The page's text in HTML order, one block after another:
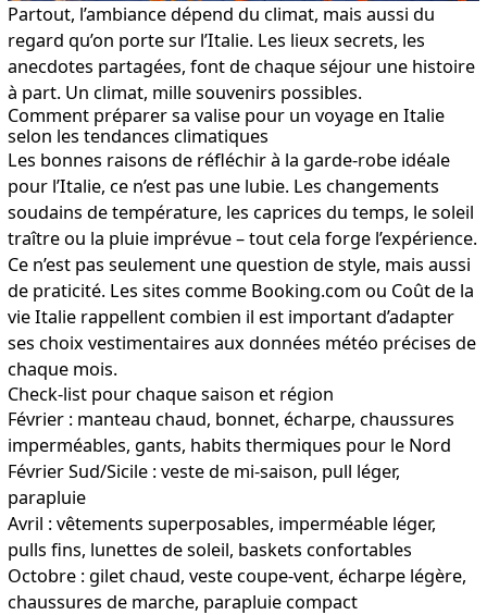
Partout, l’ambiance dépend du climat, mais aussi du
regard qu’on porte sur l’Italie. Les lieux secrets, les
anecdotes partagées, font de chaque séjour une histoire
à part. Un climat, mille souvenirs possibles.
Comment préparer sa valise pour un voyage en Italie
selon les tendances climatiques
Les bonnes raisons de réfléchir à la garde-robe idéale
pour l’Italie, ce n’est pas une lubie. Les changements
soudains de température, les caprices du temps, le soleil
traître ou la pluie imprévue – tout cela forge l’expérience.
Ce n’est pas seulement une question de style, mais aussi
de praticité. Les sites comme Booking.com ou Coût de la
vie Italie rappellent combien il est important d’adapter
ses choix vestimentaires aux données météo précises de
chaque mois.
Check-list pour chaque saison et région
Février : manteau chaud, bonnet, écharpe, chaussures
imperméables, gants, habits thermiques pour le Nord
Février Sud/Sicile : veste de mi-saison, pull léger,
parapluie
Avril : vêtements superposables, imperméable léger,
pulls fins, lunettes de soleil, baskets confortables
Octobre : gilet chaud, veste coupe-vent, écharpe légère,
chaussures de marche, parapluie compact